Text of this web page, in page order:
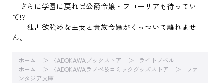
さらに学園に戻れば公爵令嬢・フローリアも待ってい
て!?
――独占欲強めな王女と貴族令嬢がくっついて離れませ
ん。
ホーム KADOKAWAブックストア
ライトノベル
ホーム
KADOKAWAラノベ＆コミックグッズストア
ファ
ンタジア文庫